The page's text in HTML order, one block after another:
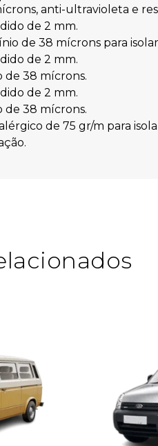
anti-ultravioleta e
de 2 mm.
de 38 mícrons para
de 2 mm.
de 38 mícrons.
de 2 mm.
de 38 mícrons.
de 75 gr/m para